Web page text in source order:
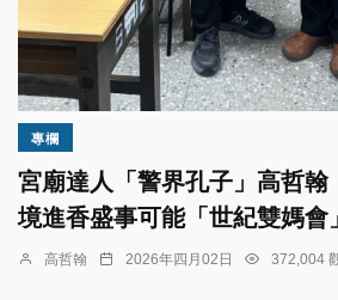
專欄
宮廟達人「警界孔子」高哲翰
境進香盛事可能「世紀雙媽會
高哲翰 2026年四月02日 372,004